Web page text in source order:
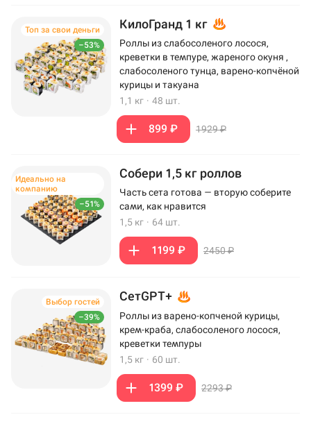
–53%
Топ за свои деньги КилоГранд 1 кг
Роллы из слабосоленого лосося,
креветки в темпуре, жареного окуня ,
слабосоленого тунца, варено-копчёной
курицы и такуана
1,1 кг · 48 шт.
899 ₽ 1929 ₽
–51%
Идеально на
компанию
Собери 1,5 кг роллов
Часть сета готова — вторую соберите
сами, как нравится
1,5 кг · 64 шт.
1199 ₽ 2450 ₽
–39%
Выбор гостей СетGPT+
Роллы из варено-копченой курицы,
крем-краба, слабосоленого лосося,
креветки темпуры
1,5 кг · 60 шт.
1399 ₽ 2293 ₽